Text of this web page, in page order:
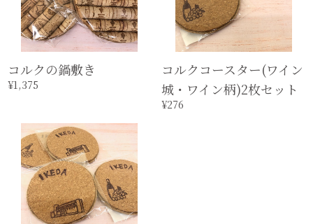
コルクの鍋敷き
¥1,375
コルクコースター(ワイン
城・ワイン柄)2枚セット
¥276